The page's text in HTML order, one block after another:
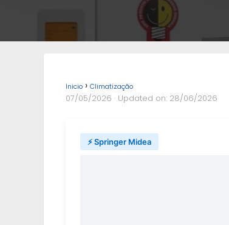
Inicio Climatização
07/05/2026 · Updated on: 28/06/2026
⚡ Springer Midea